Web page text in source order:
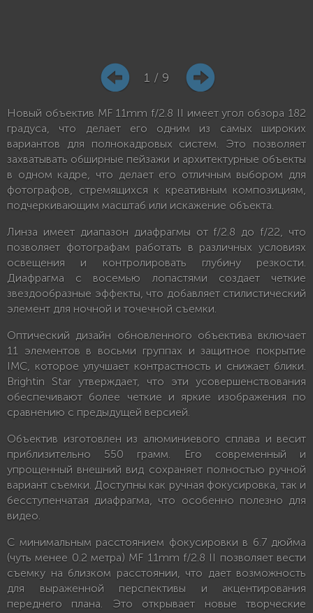
1 / 9
Новый объектив MF 11mm f/2.8 II имеет угол обзора 182
градуса, что делает его одним из самых широких
вариантов для полнокадровых систем. Это позволяет
захватывать обширные пейзажи и архитектурные объекты
в одном кадре, что делает его отличным выбором для
фотографов, стремящихся к креативным композициям,
подчеркивающим масштаб или искажение объекта.
Линза имеет диапазон диафрагмы от f/2.8 до f/22, что
позволяет фотографам работать в различных условиях
освещения и контролировать глубину резкости.
Диафрагма с восемью лопастями создает четкие
звездообразные эффекты, что добавляет стилистический
элемент для ночной и точечной съемки.
Оптический дизайн обновленного объектива включает
11 элементов в восьми группах и защитное покрытие
IMC, которое улучшает контрастность и снижает блики.
Brightin Star утверждает, что эти усовершенствования
обеспечивают более четкие и яркие изображения по
сравнению с предыдущей версией.
Объектив изготовлен из алюминиевого сплава и весит
приблизительно 550 грамм. Его современный и
упрощенный внешний вид сохраняет полностью ручной
вариант съемки. Доступны как ручная фокусировка, так и
бесступенчатая диафрагма, что особенно полезно для
видео.
С минимальным расстоянием фокусировки в 6.7 дюйма
(чуть менее 0.2 метра) MF 11mm f/2.8 II позволяет вести
съемку на близком расстоянии, что дает возможность
для выраженной перспективы и акцентирования
переднего плана. Это открывает новые творческие